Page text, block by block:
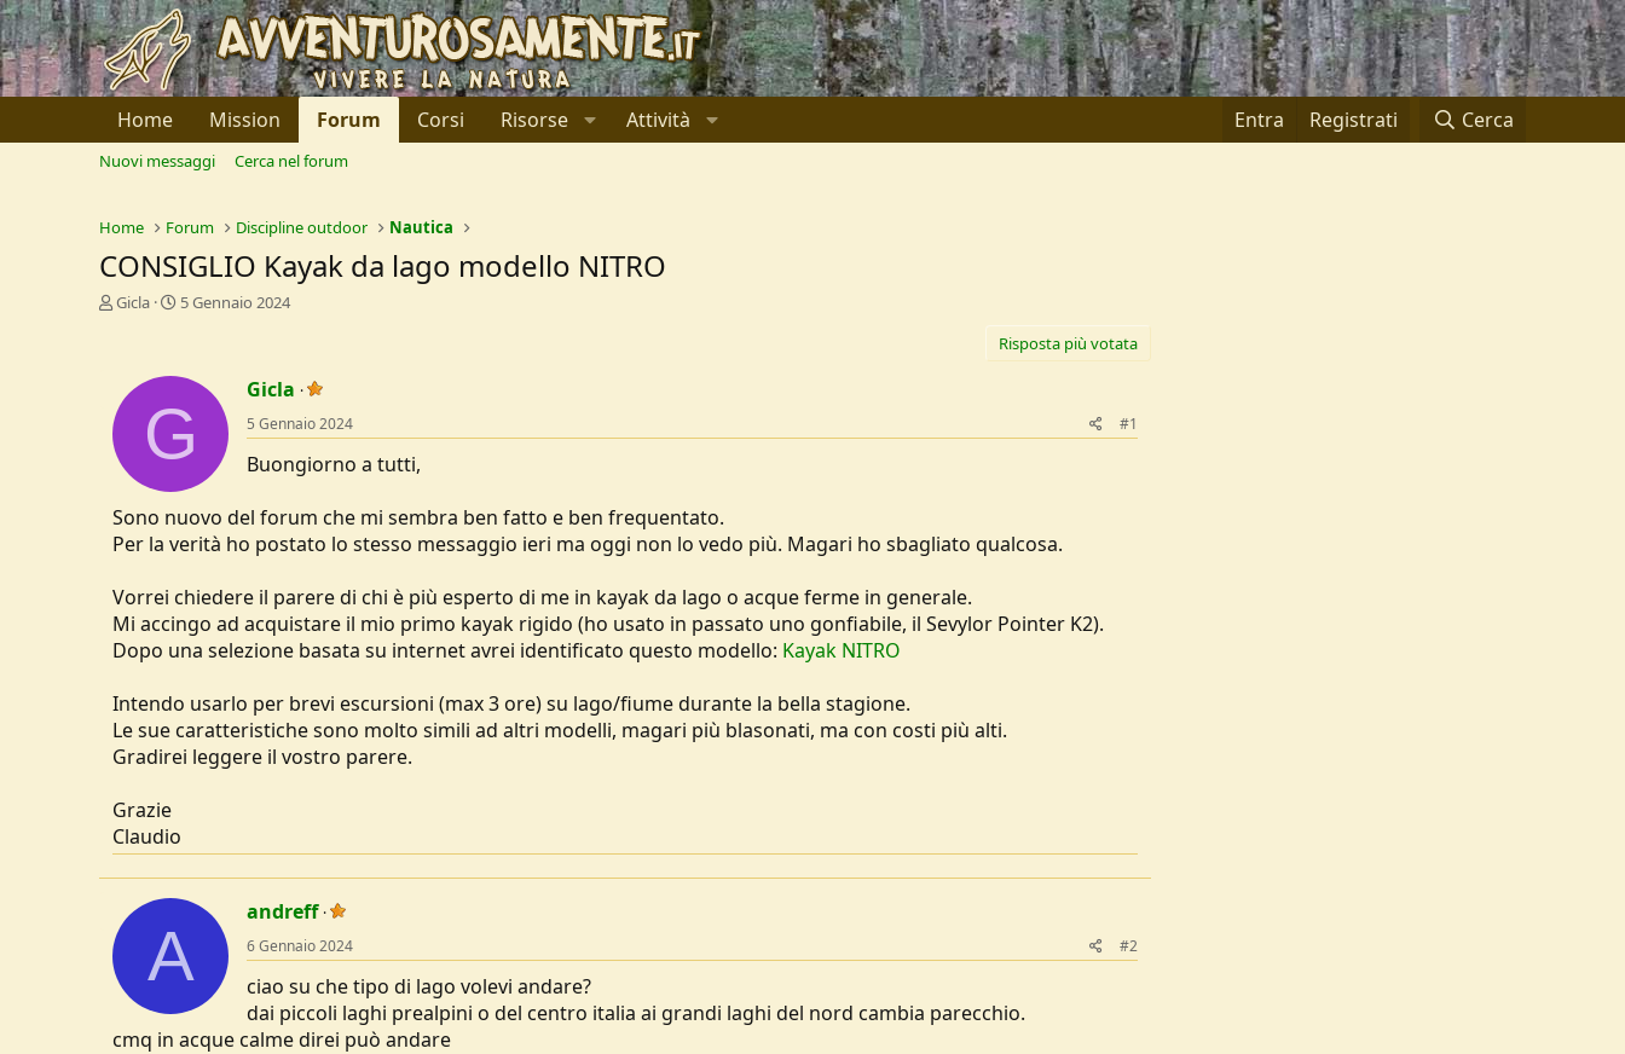
Home Mission Forum Corsi Risorse Attività Entra Registrati Cerca
Nuovi messaggi Cerca nel forum
Home Forum Discipline outdoor Nautica
CONSIGLIO Kayak da lago modello NITRO
C
o
e
D
s
c
s
i
o
e
Gicla
D
i
I
n
z
i
o
5 Gennaio 2024
Risposta più votata
G
Gicla
5 Gennaio 2024 #1
Buongiorno a tutti,
Sono nuovo del forum che mi sembra ben fatto e ben frequentato.
Per la verità ho postato lo stesso messaggio ieri ma oggi non lo vedo più. Magari ho sbagliato qualcosa.
Vorrei chiedere il parere di chi è più esperto di me in kayak da lago o acque ferme in generale.
Mi accingo ad acquistare il mio primo kayak rigido (ho usato in passato uno gonfiabile, il Sevylor Pointer K2).
Dopo una selezione basata su internet avrei identificato questo modello: Kayak NITRO
Intendo usarlo per brevi escursioni (max 3 ore) su lago/fiume durante la bella stagione.
Le sue caratteristiche sono molto simili ad altri modelli, magari più blasonati, ma con costi più alti.
Gradirei leggere il vostro parere.
Grazie
Claudio
A
andreff
6 Gennaio 2024 #2
ciao su che tipo di lago volevi andare?
dai piccoli laghi prealpini o del centro italia ai grandi laghi del nord cambia parecchio.
cmq in acque calme direi può andare